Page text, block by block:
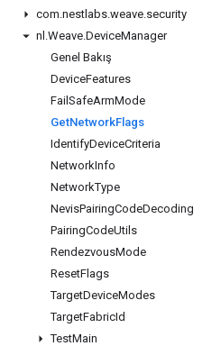
com.nestlabs.weave.security
nl .Weave.DeviceManager
Genel Bakış
DeviceFeatures
Fail SafeArmMode
GetNetworkFlags
IdentifyDeviceCriteria
NetworkInfo
NetworkType
NevisPairingCodeDecoding
PairingCodeUtils
RendezvousMode
ResetFlags
TargetDeviceModes
TargetFabricId
TestMain